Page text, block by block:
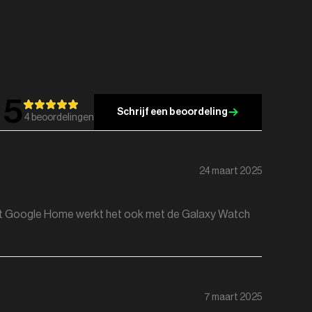
5 4 beoordelingen
Schrijf een beoordeling
24 maart 2025
Google Home werkt het ook met de Galaxy Watch
7 maart 2025